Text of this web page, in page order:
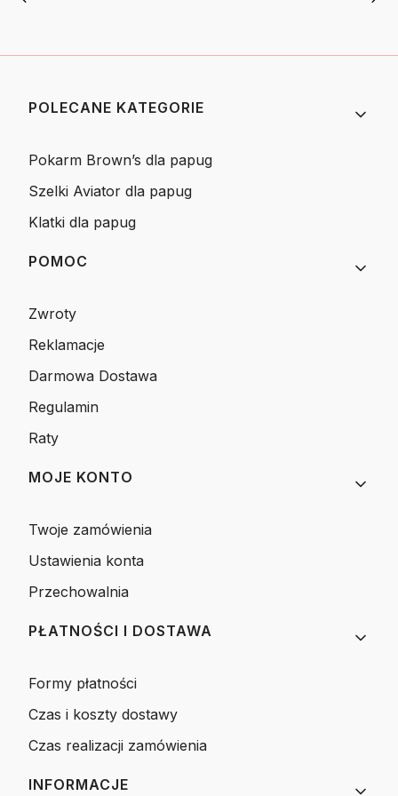
Linki w stopce
POLECANE KATEGORIE
Pokarm Brown’s dla papug
Szelki Aviator dla papug
Klatki dla papug
POMOC
Zwroty
Reklamacje
Darmowa Dostawa
Regulamin
Raty
MOJE KONTO
Twoje zamówienia
Ustawienia konta
Przechowalnia
PŁATNOŚCI I DOSTAWA
Formy płatności
Czas i koszty dostawy
Czas realizacji zamówienia
INFORMACJE